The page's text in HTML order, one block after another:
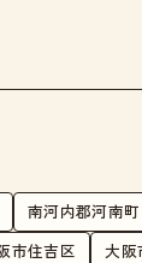
南河内郡河南町
市住吉区 大阪